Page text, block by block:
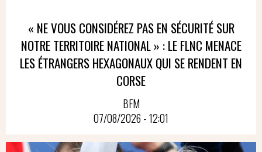
« NE VOUS CONSIDÉREZ PAS EN SÉCURITÉ SUR
NOTRE TERRITOIRE NATIONAL » : LE FLNC MENACE
LES ÉTRANGERS HEXAGONAUX QUI SE RENDENT EN
CORSE
BFM
07/08/2026 - 12:01